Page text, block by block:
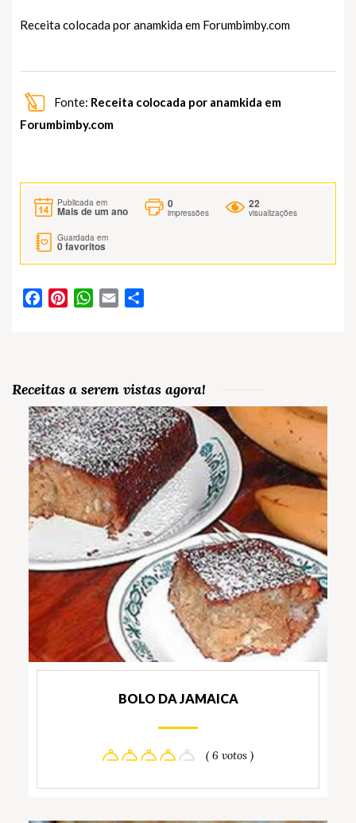
Receita colocada por anamkida em Forumbimby.com
Fonte: Receita colocada por anamkida em
Forumbimby.com
Publicada em
Mais de um ano
0
impressões
22
visualizações
Guardada em
0favoritos
FacebookPinterestWhatsApp
Email
Receitas a serem vistas agora!
BOLO DA JAMAICA
( 6 votos )